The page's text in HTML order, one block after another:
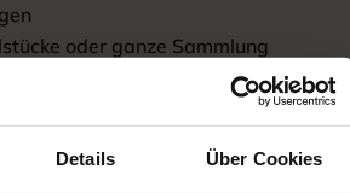
Details Über Cookies
oder ganze Sammlung